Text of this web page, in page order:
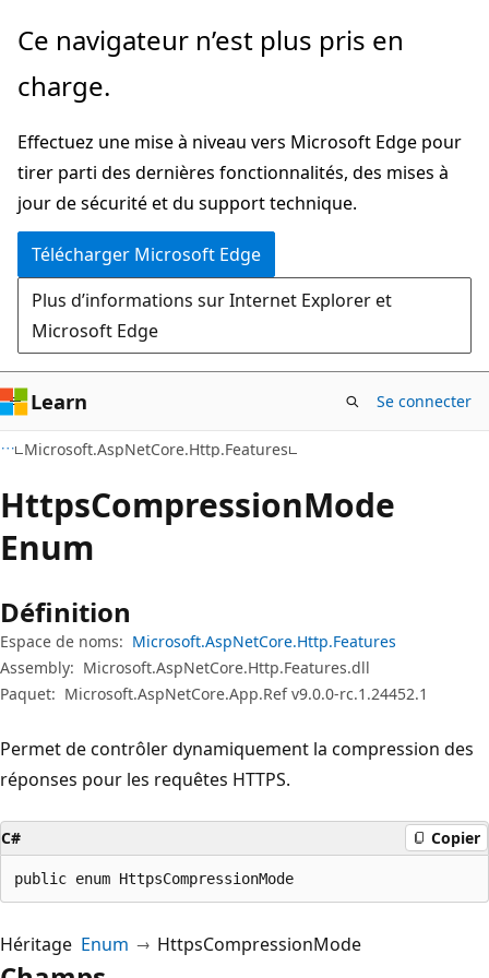
Passer
directement
au
principal
Passer
la
dans
la
page
Ce navigateur n’est plus pris en
charge.
Effectuez une mise à niveau vers Microsoft Edge pour
tirer parti des dernières fonctionnalités, des mises à
jour de sécurité et du support technique.
Télécharger Microsoft Edge
Plus d’informations sur Internet Explorer et
Microsoft Edge
Learn Se connecter
Microsoft.AspNetCore.Http.Features
HttpsCompressionMode
Enum
Définition
Espace de noms: Microsoft.AspNetCore.Http.Features
Assembly: Microsoft.AspNetCore.Http.Features.dll
Paquet: Microsoft.AspNetCore.App.Ref v9.0.0-rc.1.24452.1
Permet de contrôler dynamiquement la compression des
réponses pour les requêtes HTTPS.
C# Copier
public enum HttpsCompressionMode
Héritage Enum HttpsCompressionMode